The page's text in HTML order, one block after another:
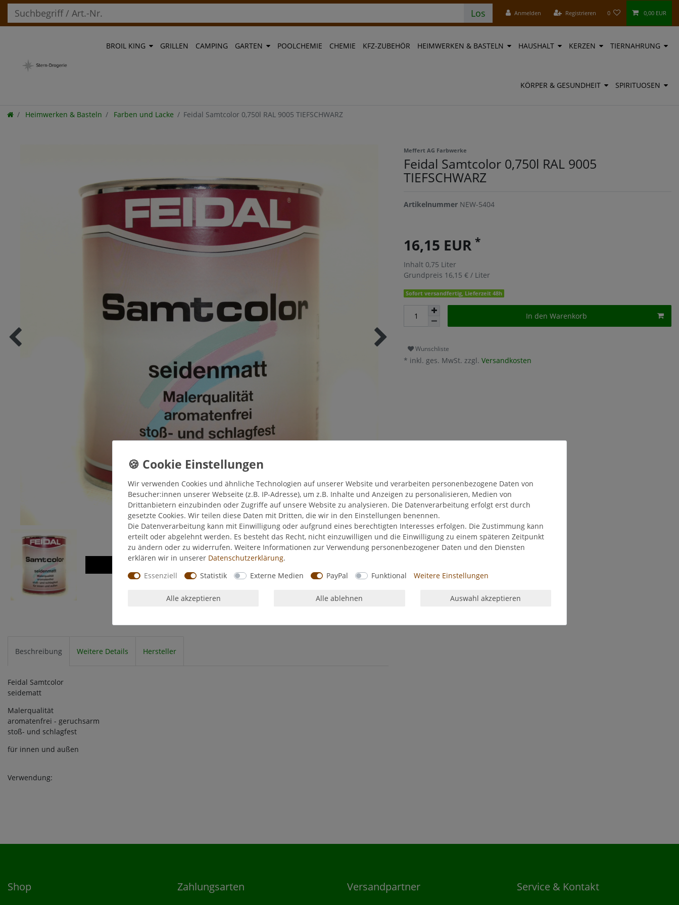
Los Anmelden Registrieren 0 0,00 EUR
BROIL KING GRILLEN CAMPING GARTEN POOLCHEMIE CHEMIE KFZ-ZUBEHÖR HEIMWERKEN & BASTELN HAUSHALT KERZEN TIERNAHRUNG
KÖRPER & GESUNDHEIT SPIRITUOSEN
Heimwerken & Basteln Farben und Lacke Feidal Samtcolor 0,750l RAL 9005 TIEFSCHWARZ
Meffert AG Farbwerke
Feidal Samtcolor 0,750l RAL 9005
TIEFSCHWARZ
Artikelnummer NEW-5404
16,15 EUR *
Inhalt 0,75 Liter
Grundpreis 16,15 € / Liter
Sofort versandfertig, Lieferzeit 48h
In den Warenkorb
Wunschliste
* inkl. ges. MwSt. zzgl. Versandkosten
Beschreibung Weitere Details Hersteller
Feidal Samtcolor
seidematt
Malerqualität
aromatenfrei - geruchsarm
stoß- und schlagfest
für innen und außen
Verwendung:
Shop Zahlungsarten Versandpartner Service & Kontakt
Wir verwenden Cookies und ähnliche Technologien auf unserer Website und verarbeiten personenbezogene Daten von
Besucher:innen unserer Webseite (z.B. IP-Adresse), um z.B. Inhalte und Anzeigen zu personalisieren, Medien von
Drittanbietern einzubinden oder Zugriffe auf unsere Website zu analysieren. Die Datenverarbeitung erfolgt erst durch
gesetzte Cookies. Wir teilen diese Daten mit Dritten, die wir in den Einstellungen benennen.
Die Datenverarbeitung kann mit Einwilligung oder aufgrund eines berechtigten Interesses erfolgen. Die Zustimmung kann
erteilt oder abgelehnt werden. Es besteht das Recht, nicht einzuwilligen und die Einwilligung zu einem späteren Zeitpunkt
zu ändern oder zu widerrufen. Weitere Informationen zur Verwendung personenbezogener Daten und den Diensten
erklären wir in unserer Daten­schutz­erklärung.
Essenziell
Statistik Externe Medien PayPal Funktional Weitere Einstellungen
Alle akzeptieren Alle ablehnen Auswahl akzeptieren